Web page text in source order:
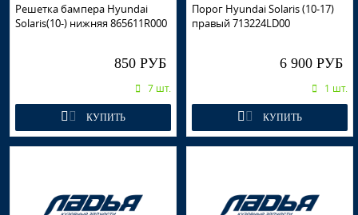
Решетка бампера Hyundai
Solaris(10-) нижняя 865611R000
850 РУБ
7 шт.
КУПИТЬ
Порог Hyundai Solaris (10-17)
правый 713224LD00
6 900 РУБ
1 шт.
КУПИТЬ